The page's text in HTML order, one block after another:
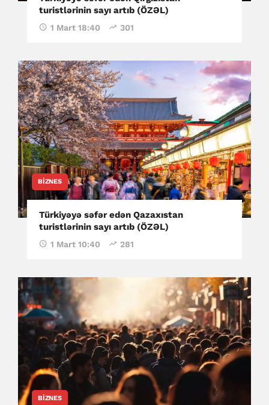
turistlərinin sayı artıb (ÖZƏL)
1 Mart 18:40 301
BIZNES
Türkiyəyə səfər edən Qazaxıstan
turistlərinin sayı artıb (ÖZƏL)
1 Mart 10:40 281
BIZNES